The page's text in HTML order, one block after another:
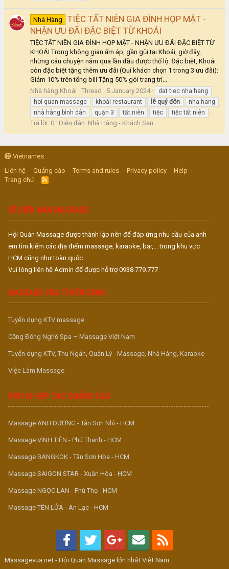
Nhà Hàng
TIỆC TẤT NIÊN GIA ĐÌNH HỌP MẶT -
NHẬN ƯU ĐÃI ĐẶC BIỆT TỪ KHOÁI
TIỆC TẤT NIÊN GIA ĐÌNH HỌP MẶT - NHẬN ƯU ĐÃI ĐẶC BIỆT TỪ
KHOÁI Trong không gian ấm áp, gần gũi tại Khoái, giờ đây,
những câu chuyện năm qua lần đầu được thổ lộ. Đặc biệt, Khoái
còn đặc biệt tặng thêm ưu đãi (Quí khách chọn 1 trong 3 ưu đãi):
Giảm 10% trên tổng bill Tặng 50% gói trang trí...
Nhà hàng Khoái
Thread 5 January 2024
dat tiec nha hang
hoi quan massage
khoái restaurant lê quý đôn
nha hang
nhà hàng bình dân
quận 3 tất niên tiệc tiệc tất niên
Trả lời: 0 Diễn đàn: Nhà Hàng - Khách Sạn
Vietnames
Liên hệ
Quảng cáo Terms and rules Privacy policy
Help
Trang chủ
R
S
VỀ DIỄN ĐÀN MASSAGE
Hội Quán Massage được thành lập nên để đáp ứng nhu cầu của anh
em tìm kiếm các địa điểm massage, karaoke, bar,... trong khu vực
HCM cũng như toàn quốc.
Vui lòng liên hệ Admin để được hỗ trợ 0938.779.777
MASSAGE VUA TUYỂN DỤNG
Tuyển dụng KTV massage
Cộng Đồng Nghề Spa – Massage Việt Nam
Tuyển dụng KTV, Thu Ngân, Quản Lý - Massage, Nhà Hàng, Karaoke
Việc Làm Massage
ĐƠN VỊ HỢP TÁC QUẢNG CÁO
Massage ÁNH DƯƠNG - Tân Sơn Nhì - HCM
Massage VINH TIÊN - Phú Thạnh - HCM
Massage BANGKOK - Tân Sơn Hòa - HCM
Massage SAIGON STAR - Xuân Hòa - HCM
Massage NGỌC LAN - Phú Thọ - HCM
Massage TÊN LỬA - An Lạc - HCM
Massagevua.net - Hội Quán Massage lớn nhất Việt Nam